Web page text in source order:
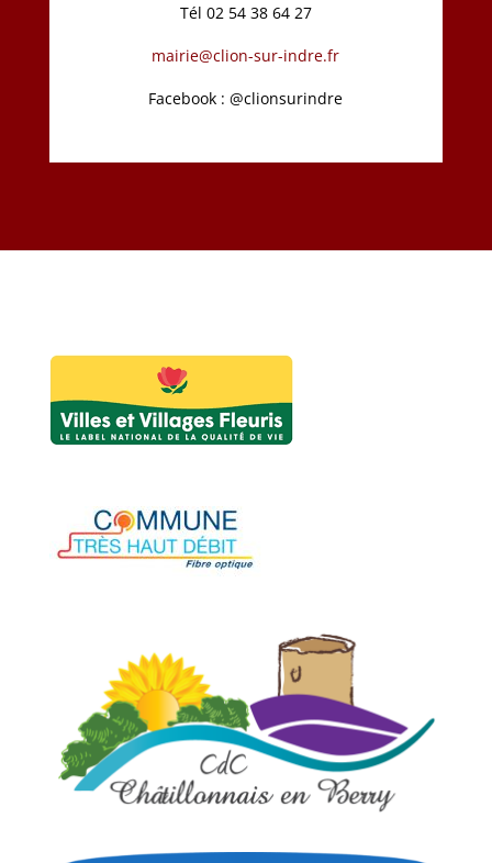
Tél 02 54 38 64 27
mairie@clion-sur-indre.fr
Facebook : @clionsurindre